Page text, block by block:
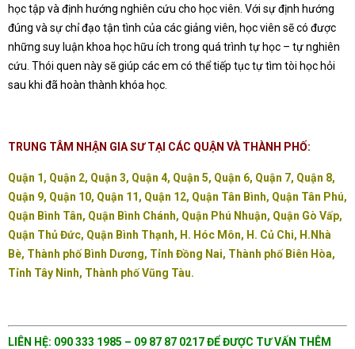
học tập và định hướng nghiên cứu cho học viên. Với sự định hướng
đúng và sự chỉ đạo tận tình của các giảng viên, học viên sẽ có được
những suy luận khoa học hữu ích trong quá trình tự học – tự nghiên
cứu. Thói quen này sẽ giúp các em có thể tiếp tục tự tìm tòi học hỏi
sau khi đã hoàn thành khóa học.
TRUNG TÂM NHẬN GIA SƯ TẠI CÁC QUẬN VÀ THÀNH PHỐ:
Quận 1, Quận 2, Quận 3, Quận 4, Quận 5, Quận 6, Quận 7, Quận 8,
Quận 9, Quận 10, Quận 11, Quận 12, Quận Tân Bình, Quận Tân Phú,
Quận Bình Tân, Quận Bình Chánh, Quận Phú Nhuận, Quận Gò Vấp,
Quận Thủ Đức, Quận Bình Thạnh, H. Hóc Môn, H. Củ Chi, H.Nhà
Bè, Thành phố Bình Dương, Tỉnh Đồng Nai, Thành phố Biên Hòa,
Tỉnh Tây Ninh, Thành phố Vũng Tàu.
LIÊN HỆ: 090 333 1985 – 09 87 87 0217 ĐỂ ĐƯỢC TƯ VẤN THÊM